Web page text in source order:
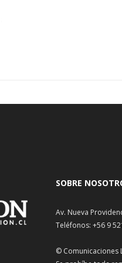
SOBRE
Av. Nueva
Teléfonos: +56 9
© Comunicaciones